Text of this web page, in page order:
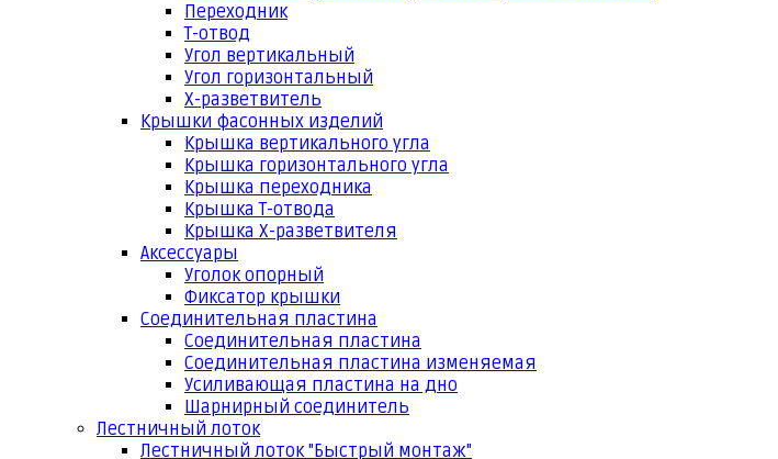
Переходник
Т-отвод
Угол вертикальный
Угол горизонтальный
Х-разветвитель
Крышки фасонных изделий
Крышка вертикального угла
Крышка горизонтального угла
Крышка переходника
Крышка Т-отвода
Крышка Х-разветвителя
Аксессуары
Уголок опорный
Фиксатор крышки
Соединительная пластина
Соединительная пластина
Соединительная пластина изменяемая
Усиливающая пластина на дно
Шарнирный соединитель
Лестничный лоток
Лестничный лоток "Быстрый монтаж"